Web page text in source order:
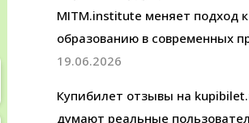
MITM.institute меняет подход
образованию в современных
19.06.2026
Купибилет отзывы на
думают реальные